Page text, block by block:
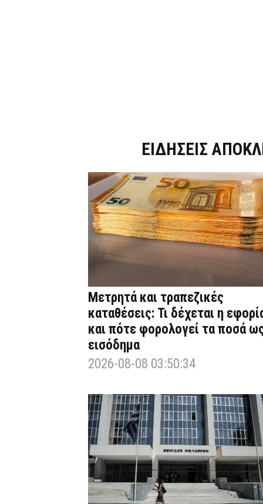
ΕΙΔΗΣΕΙΣ
Μετρητά και τραπεζικές
καταθέσεις: Τι δέχεται η
και πότε φορολογεί τα ποσά
εισόδημα
2026-08-08 03:50:34